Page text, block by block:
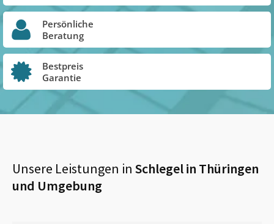
Persönliche
Beratung
Bestpreis
Garantie
Unsere Leistungen in Schlegel in Thüringen
und Umgebung